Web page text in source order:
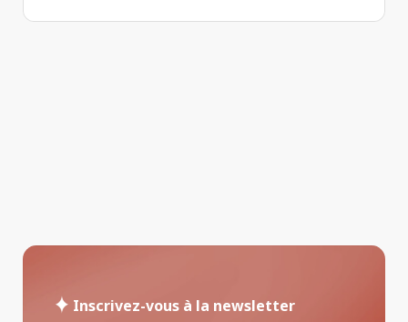
Inscrivez-vous à la newsletter